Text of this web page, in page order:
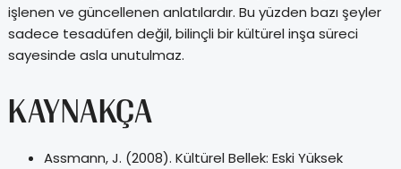
işlenen ve güncellenen anlatılardır. Bu yüzden bazı şeyler
sadece tesadüfen değil, bilinçli bir kültürel inşa süreci
sayesinde asla unutulmaz.
KAYNAKÇA
Assmann, J. (2008). Kültürel Bellek: Eski Yüksek